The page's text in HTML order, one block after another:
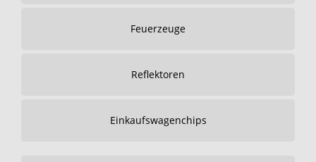
Feuerzeuge
Reflektoren
Einkaufswagenchips